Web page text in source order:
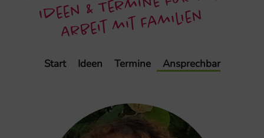
Start Ideen Termine Ansprechbar